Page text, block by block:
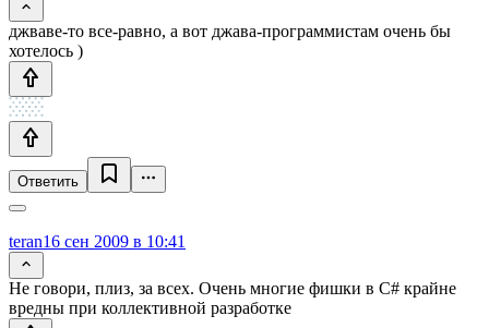
джваве-то все-равно, а вот джава-программистам очень бы
хотелось )
Ответить
teran16 сен 2009 в 10:41
Не говори, плиз, за всех. Очень многие фишки в C# крайне
вредны при коллективной разработке